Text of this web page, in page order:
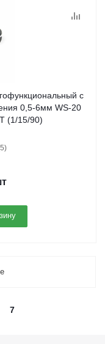
с
0,5-6мм WS-20
(1/15/90)
7